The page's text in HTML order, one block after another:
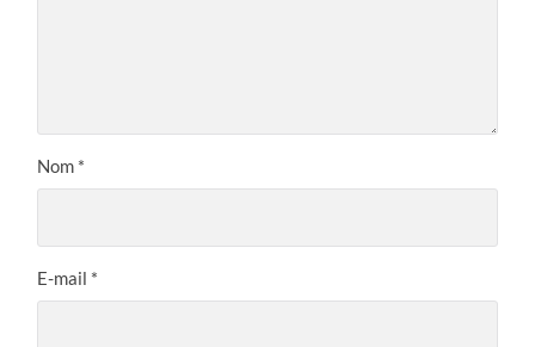
Nom *
E-mail *